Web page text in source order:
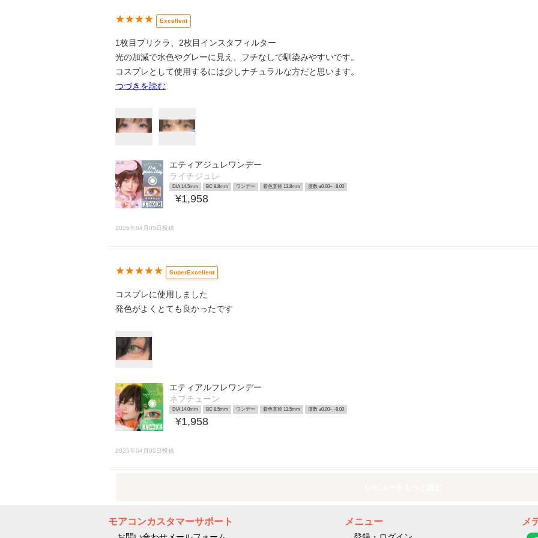
★★★★ Excellent
1枚目プリクラ、2枚目インスタフィルター
光の加減で水色やグレーに見え、フチなしで馴染みやすいです。
コスプレとして使用するには少しナチュラルな方だと思います。
つづきを読む
エティアジュレワンデー
ライチジュレ
DIA 14.5mm BC 8.8mm ワンデー 着色直径 13.8mm 度数 ±0.00~ -8.00
¥1,958
2025年04月05日投稿
★★★★★ SuperExcellent
コスプレに使用しました
発色がよくとても良かったです
エティアルフレワンデー
ネプチューン
DIA 14.0mm BC 8.5mm ワンデー 着色直径 13.5mm 度数 ±0.00~ -8.00
¥1,958
2025年04月05日投稿
モアコンカスタマーサポート メニュー メ